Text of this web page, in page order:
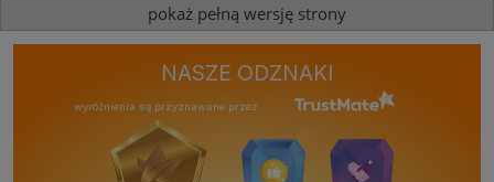
pokaż pełną wersję strony
NASZE ODZNAKI
wyróżnienia są przyznawane przez